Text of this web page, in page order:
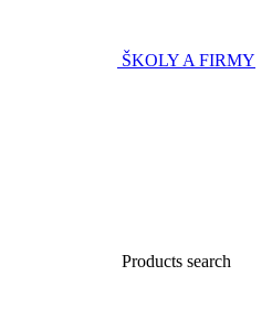
ŠKOLY A FIRMY
Products search